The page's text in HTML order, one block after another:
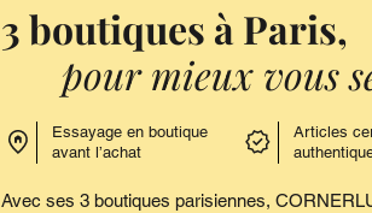
3 boutiques à Paris,
pour mieux vous
Essayage en boutique
avant l’achat
Articles
Avec ses 3 boutiques parisiennes,